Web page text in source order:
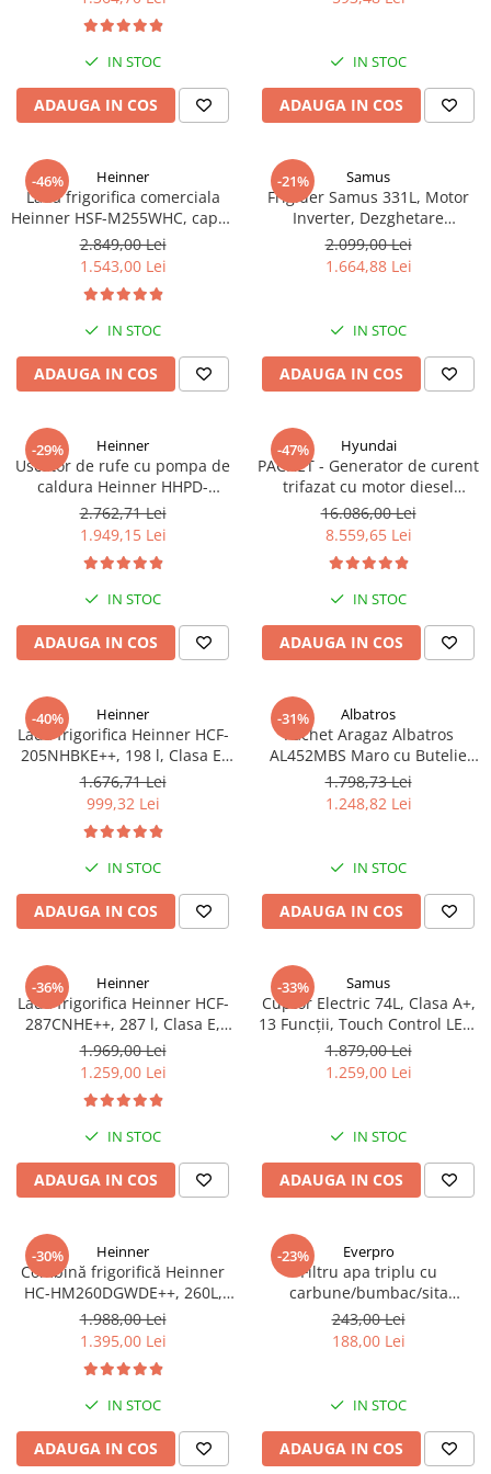
Truse de scule
Ventuze cu brate pentru transport
Vibratoare beton
Masini de spalat rufe cu uscator
Uscatoare de rufe
Masini de facut paine
Pachete electrocasnice
Seturi oale
SANDWICH MAKER
Storcatoare de fructe
Televizoare
reversibile, H 180 cm, Argintiu
IN STOC
ADAUGA IN COS
Scurgerilor de Gaze, Panou de
IN STOC
ADAUGA IN COS
-46% Heinner
Lada frigorifica comerciala
Heinner HSF-M255WHC, capac
din sticla, 255L, clasa C,
functionare convertibila
(frigider/congelator), 1 cos,
alb
2.849,00 Lei
1.543,00 Lei
IN STOC
ADAUGA IN COS
-21% Samus
Frigider Samus 331L, Motor
Inverter, Dezghetare
Automata, Usa Reversibila,
Alb
2.099,00 Lei
1.664,88 Lei
IN STOC
ADAUGA IN COS
-29% Heinner
Uscator de rufe cu pompa de
caldura Heinner HHPD-
V9T2KA++ Capacitate 9kg,
Clasa A++, 15 programe,
Display LED, Program Baby
Care, Functie anti-sifonare
2.762,71 Lei
1.949,15 Lei
IN STOC
ADAUGA IN COS
-47% Hyundai
PACHET - Generator de curent
trifazat cu motor diesel
Hyundai DHY8600SE-T, putere
motor 12 CP, Putere maxima
7.9 kVA, tensiune 380 / 220 V +
Automatizare trifazata ATS12-
3P
16.086,00 Lei
8.559,65 Lei
IN STOC
ADAUGA IN COS
-40% Heinner
Lada frigorifica Heinner HCF-
205NHBKE++, 198 l, Clasa E,
Compresor inverter, Display
waterproof, Negru
1.676,71 Lei
999,32 Lei
IN STOC
ADAUGA IN COS
-31% Albatros
Pachet Aragaz Albatros
AL452MBS Maro cu Butelie
GPL 26L și Regulator Gaz – 4
Arzătoare pe Gaz, Cuptor pe
Gaz, Siguranță Plită + Cuptor,
Grătar Cuptor
1.798,73 Lei
1.248,82 Lei
IN STOC
ADAUGA IN COS
-36% Heinner
Lada frigorifica Heinner HCF-
287CNHE++, 287 l, Clasa E,
Compresor inverter, Iluminare
LED, Functionalitate frigider,
Alb
1.969,00 Lei
1.259,00 Lei
IN STOC
ADAUGA IN COS
-33% Samus
Cuptor Electric 74L, Clasa A+,
13 Funcții, Touch Control LED,
Panou Sticlă Neagră – Grill,
Convectie 3D, Autocurățare
Catalitică + Accesorii Incluse
1.879,00 Lei
1.259,00 Lei
IN STOC
ADAUGA IN COS
-30% Heinner
Combină frigorifică Heinner
HC-HM260DGWDE++, 260L,
Clasa E, Dozator Apă, Control
Electronic, LED, 180 cm, Gri
Antracit Texturat
1.988,00 Lei
1.395,00 Lei
IN STOC
ADAUGA IN COS
-23% Everpro
Filtru apa triplu cu
carbune/bumbac/sita
3x3/4"*10
243,00 Lei
188,00 Lei
IN STOC
ADAUGA IN COS